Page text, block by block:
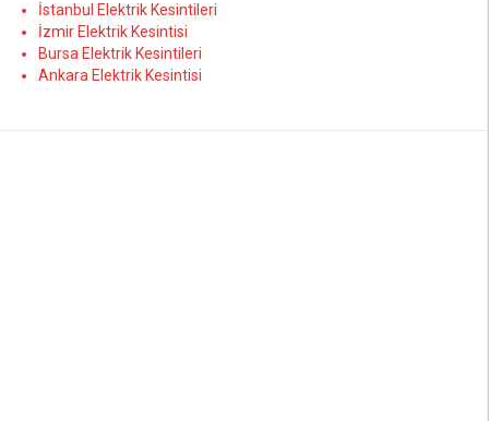
İstanbul Elektrik Kesintileri
İzmir Elektrik Kesintisi
Bursa Elektrik Kesintileri
Ankara Elektrik Kesintisi